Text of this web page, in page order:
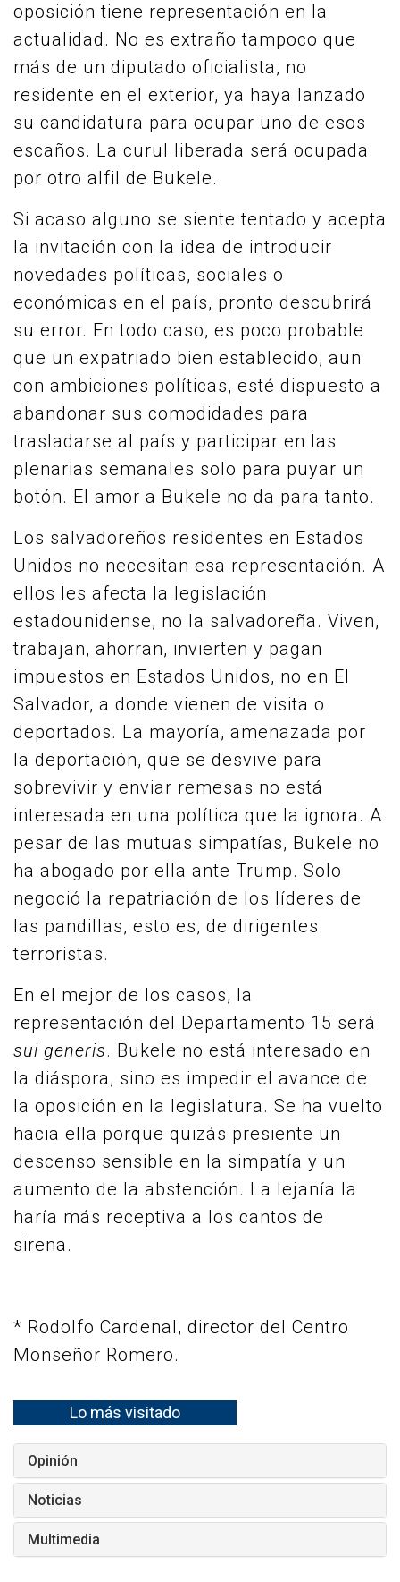
oposición tiene representación en la
actualidad. No es extraño tampoco que
más de un diputado oficialista, no
residente en el exterior, ya haya lanzado
su candidatura para ocupar uno de esos
escaños. La curul liberada será ocupada
por otro alfil de Bukele.
Si acaso alguno se siente tentado y acepta
la invitación con la idea de introducir
novedades políticas, sociales o
económicas en el país, pronto descubrirá
su error. En todo caso, es poco probable
que un expatriado bien establecido, aun
con ambiciones políticas, esté dispuesto a
abandonar sus comodidades para
trasladarse al país y participar en las
plenarias semanales solo para puyar un
botón. El amor a Bukele no da para tanto.
Los salvadoreños residentes en Estados
Unidos no necesitan esa representación. A
ellos les afecta la legislación
estadounidense, no la salvadoreña. Viven,
trabajan, ahorran, invierten y pagan
impuestos en Estados Unidos, no en El
Salvador, a donde vienen de visita o
deportados. La mayoría, amenazada por
la deportación, que se desvive para
sobrevivir y enviar remesas no está
interesada en una política que la ignora. A
pesar de las mutuas simpatías, Bukele no
ha abogado por ella ante Trump. Solo
negoció la repatriación de los líderes de
las pandillas, esto es, de dirigentes
terroristas.
En el mejor de los casos, la
representación del Departamento 15 será
sui generis. Bukele no está interesado en
la diáspora, sino es impedir el avance de
la oposición en la legislatura. Se ha vuelto
hacia ella porque quizás presiente un
descenso sensible en la simpatía y un
aumento de la abstención. La lejanía la
haría más receptiva a los cantos de
sirena.
* Rodolfo Cardenal, director del Centro
Monseñor Romero.
Lo más visitado
Opinión
Noticias
Multimedia